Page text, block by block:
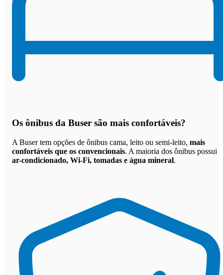
Os ônibus da Buser são mais confortáveis?
A Buser tem opções de ônibus cama, leito ou semi-leito, mais
confortáveis que os convencionais. A maioria dos ônibus possui
ar-condicionado, Wi-Fi, tomadas e água mineral.